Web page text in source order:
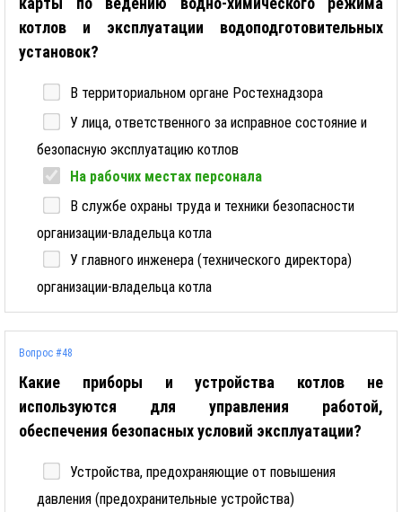
котлов и эксплуатации водоподготовительных
установок?
В территориальном органе Ростехнадзора
У лица, ответственного за исправное состояние и
безопасную эксплуатацию котлов
На рабочих местах персонала
В службе охраны труда и техники безопасности
организации-владельца котла
У главного инженера (технического директора)
организации-владельца котла
Вопрос #48
Какие приборы и устройства котлов не
используются для управления работой,
обеспечения безопасных условий эксплуатации?
Устройства, предохраняющие от повышения
давления (предохранительные устройства)